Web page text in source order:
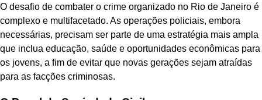
O desafio de combater o crime organizado no Rio de Janeiro é
complexo e multifacetado. As operações policiais, embora
necessárias, precisam ser parte de uma estratégia mais ampla
que inclua educação, saúde e oportunidades econômicas para
os jovens, a fim de evitar que novas gerações sejam atraídas
para as facções criminosas.